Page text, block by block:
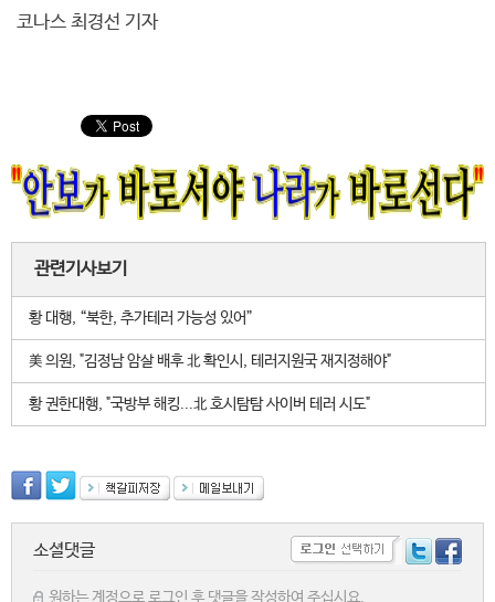
코나스 최경선 기자
관련기사보기
황 대행, “북한, 추가테러 가능성 있어”
美 의원, "김정남 암살 배후 北 확인시, 테러지원국 재지정해야"
황 권한대행, "국방부 해킹...北 호시탐탐 사이버 테러 시도"
소셜댓글
원하는 계정으로 로그인 후 댓글을 작성하여 주십시요.